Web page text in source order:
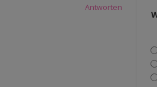
Antworten